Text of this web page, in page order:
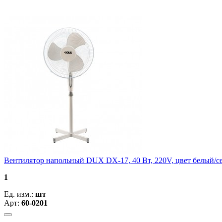
Вентилятор напольный DUX DX-17, 40 Вт, 220V, цвет белый/
1
Ед. изм.: шт
Арт: 60-0201